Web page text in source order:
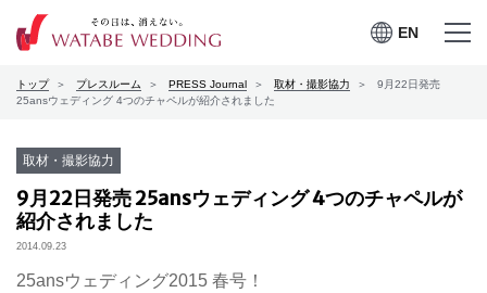
EN
を開く
EN
メニュー
プレスルーム
会社案内
CSRの取り組み
トップ プレスルーム PRESS Journal 取材・撮影協力
9月22日発売
25ansウェディング 4つのチャペルが紹介されました
取材・撮影協力
9月22日発売 25ansウェディング 4つのチャペルが
紹介されました
2014.09.23
25ansウェディング2015 春号！